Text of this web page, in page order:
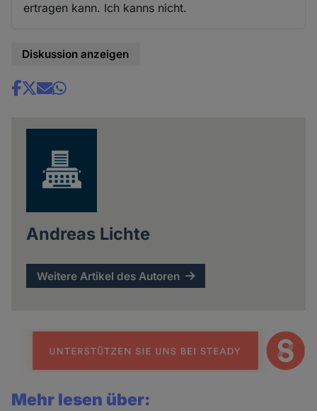
ertragen kann. Ich kanns nicht.
Diskussion anzeigen
Share
Andreas Lichte
Weitere Artikel des Autoren
Mehr lesen über: